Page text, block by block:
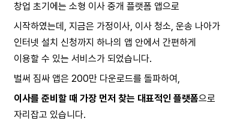
창업 초기에는 소형 이사 중개 플랫폼 앱으로
시작하였는데, 지금은 가정이사, 이사 청소, 운송 나아가
인터넷 설치 신청까지 하나의 앱 안에서 간편하게
이용할 수 있는 서비스가 되었습니다.
벌써 짐싸 앱은 200만 다운로드를 돌파하여,
이사를 준비할 때 가장 먼저 찾는 대표적인 플랫폼으로
자리잡고 있습니다.